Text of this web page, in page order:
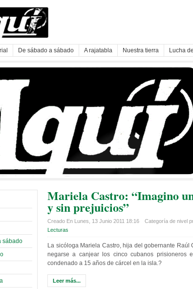
De sábado a sábado A rajatabla Nuestra tierra Lucha
sábado
Mariela Castro: “Imagino
y sin prejuicios”
Creado En Lunes, 13 Junio 2011 18:16 Categoría de nivel
Lecturas
La sicóloga Mariela Castro, hija del gobernante
negarse a canjear los cinco cubanos prisioneros
condenado a 15 años de cárcel en la isla.?
Leer más...